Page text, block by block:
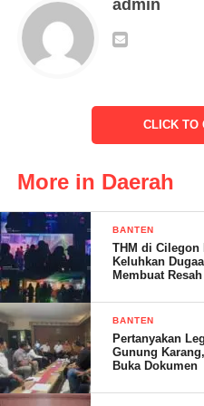
Selasa (1/11/2022)
Penghargaan ini diberikan
“Pemberian Penghargaan
untuk meningkatkan kelurahan
kelurahan” Ujar Bung Ahmad
admin
CLICK TO
More in Daerah
BANTEN
THM di Cilegon
Keluhkan
Membuat Resah
BANTEN
Pertanyakan
Gunung
Buka Dokumen